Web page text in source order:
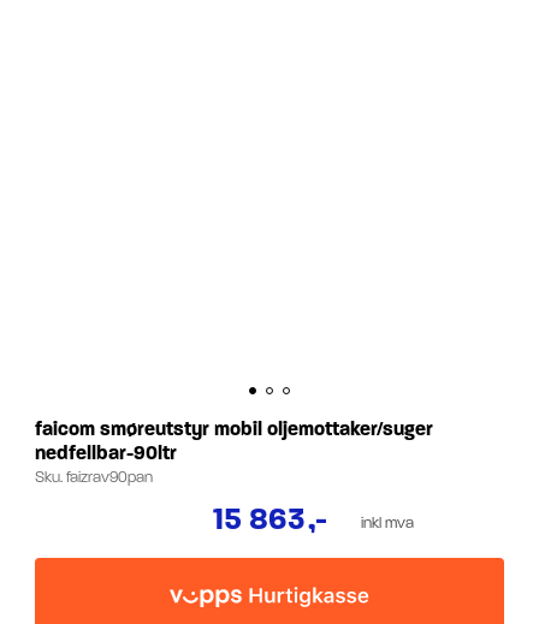
faicom smøreutstyr mobil oljemottaker/suger
nedfellbar-90ltr
Sku.faizrav90pan
15 863,- inkl mva